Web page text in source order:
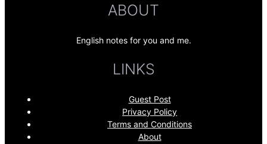
ABOUT
English notes for you and me.
LINKS
Guest Post
Privacy Policy
Terms and Conditions
About